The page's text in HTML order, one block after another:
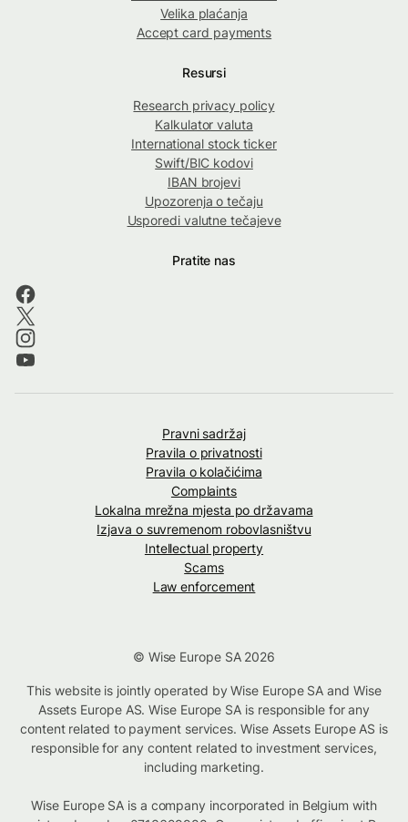
Velika plaćanja
Accept card payments
Resursi
Research privacy policy
Kalkulator valuta
International stock ticker
Swift/BIC kodovi
IBAN brojevi
Upozorenja o tečaju
Usporedi valutne tečajeve
Pratite nas
Pravni sadržaj
Pravila o privatnosti
Pravila o kolačićima
Complaints
Lokalna mrežna mjesta po državama
Izjava o suvremenom robovlasništvu
Intellectual property
Scams
Law enforcement
© Wise Europe SA 2026
This website is jointly operated by Wise Europe SA and Wise
Assets Europe AS. Wise Europe SA is responsible for any
content related to payment services. Wise Assets Europe AS is
responsible for any content related to investment services,
including marketing.
Wise Europe SA is a company incorporated in Belgium with